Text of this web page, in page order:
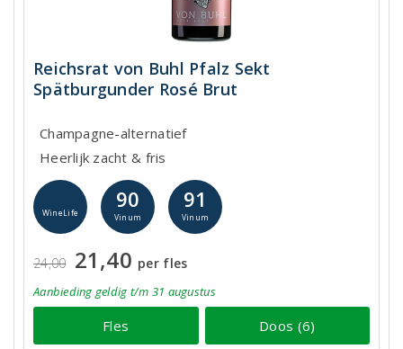
Reichsrat von Buhl Pfalz Sekt
Spätburgunder Rosé Brut
Champagne-alternatief
Heerlijk zacht & fris
WineLife
90
Vinum
91
Vinum
24,00 21,40 per fles
Aanbieding geldig t/m 31 augustus
Fles Doos (6)